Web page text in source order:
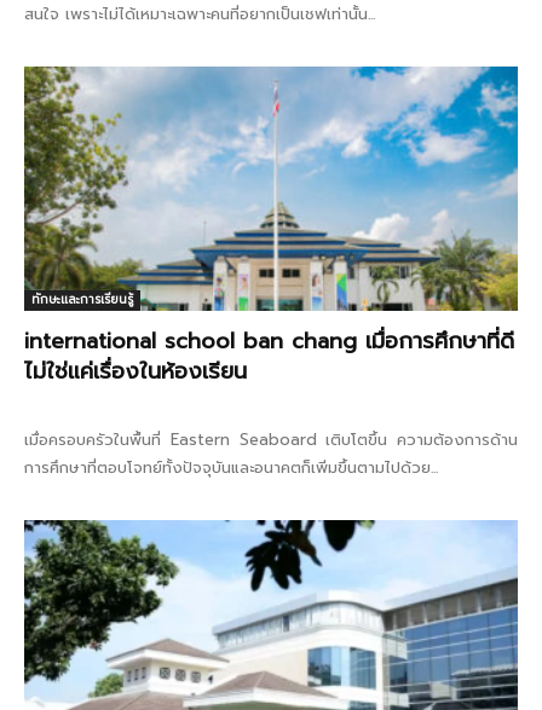
สนใจ เพราะไม่ได้เหมาะเฉพาะคนที่อยากเป็นเชฟเท่านั้น...
ทักษะและการเรียนรู้
international school ban chang เมื่อการศึกษาที่ดี
ไม่ใช่แค่เรื่องในห้องเรียน
เมื่อครอบครัวในพื้นที่ Eastern Seaboard เติบโตขึ้น ความต้องการด้าน
การศึกษาที่ตอบโจทย์ทั้งปัจจุบันและอนาคตก็เพิ่มขึ้นตามไปด้วย...